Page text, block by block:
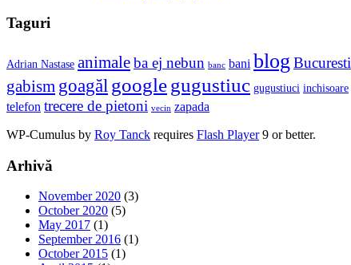
Taguri
Adrian Nastase animaleba ej nebun banc bani blog Bucuresti
gabism goagăl googlegugustiuc gugustiuci inchisoare
telefon trecere de pietoni vecin zapada
WP-Cumulus by Roy Tanck requires Flash Player9 or better.
Arhivă
November 2020 (3)
October 2020 (5)
May 2017 (1)
September 2016 (1)
October 2015 (1)